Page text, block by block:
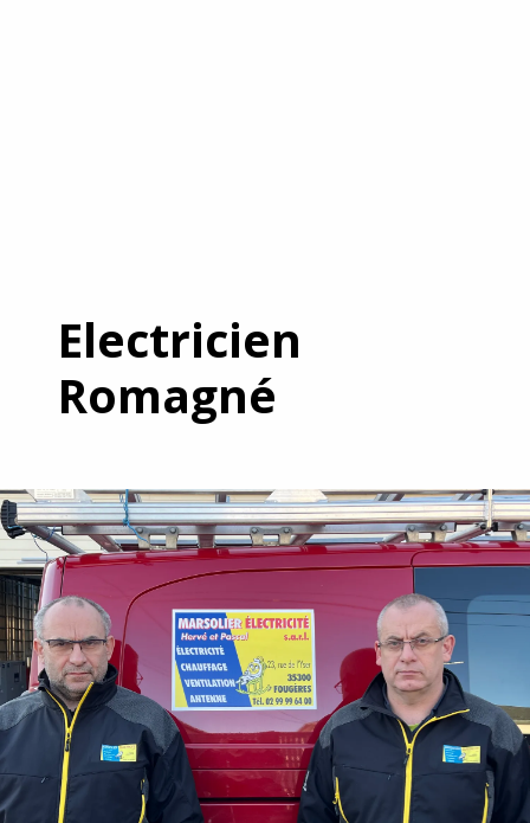
Electricien
Romagné